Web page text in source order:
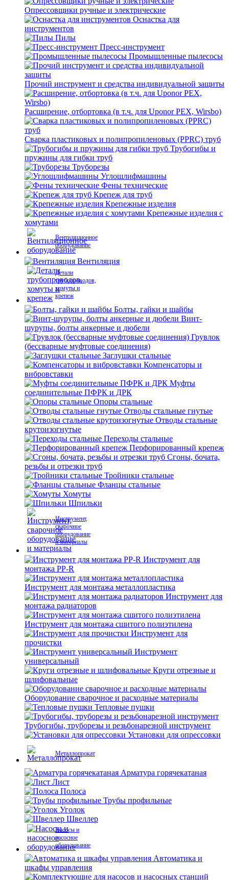
Опрессовщики ручные и электрические
Оснастка для
инструментов
Пилы
Пресс-инструмент
Промышленные пылесосы
Прочий инструмент и средства индивидуальной защиты
Расширение, отбортовка (в т.ч. для Uponor PEX, Wirsbo)
Сварка пластиковых и полипропиленовых (PPRC) труб
Трубогибы и
пружины для гибки труб
Труборезы
Углошлифмашины
Фены технические
Крепеж для труб
Крепежные изделия
Крепежные изделия с
хомутами
Вентиляционное
оборудование
Вентиляция
Детали
трубопроводов,
хомуты и
крепеж
Болты, гайки и шайбы
Винт-
шурупы, болты анкерные и дюбели
Грувлок
(бессварные муфтовые соединения)
Заглушки стальные
Компенсаторы и
вибровставки
Муфты
соединительные ПФРК и ДРК
Опоры стальные
Отводы стальные гнутые
Отводы стальные
крутоизогнутые
Переходы стальные
Перфорированный крепеж
Сгоны, бочата,
резьбы и отрезки труб
Тройники стальные
Фланцы стальные
Хомуты
Шпильки
Инструмент,
сварочное
оборудование
и материалы
Инструмент для
монтажа PP-R
Инструмент для монтажа металлопластика
Инструмент для
монтажа радиаторов
Инструмент для монтажа сшитого полиэтилена
Инструмент для
прочистки
Инструмент
универсальный
Круги отрезные и
шлифовальные
Оборудование сварочное и расходные материалы
Тепловые пушки
Трубогибы, труборезы и резьбонарезной инструмент
Установки для опрессовки
Металлопрокат
Арматура горячекатаная
Лист
Полоса
Трубы профильные
Уголок
Швеллер
Насосы и
насосное
оборудование
Автоматика и
шкафы управления